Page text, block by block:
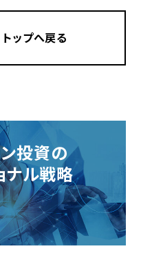
ップへ戻る
投資の
ナル戦略